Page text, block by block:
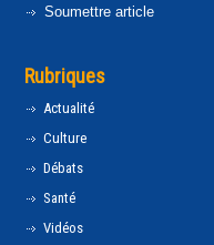
Soumettre article
Rubriques
Actualité
Culture
Débats
Santé
Vidéos